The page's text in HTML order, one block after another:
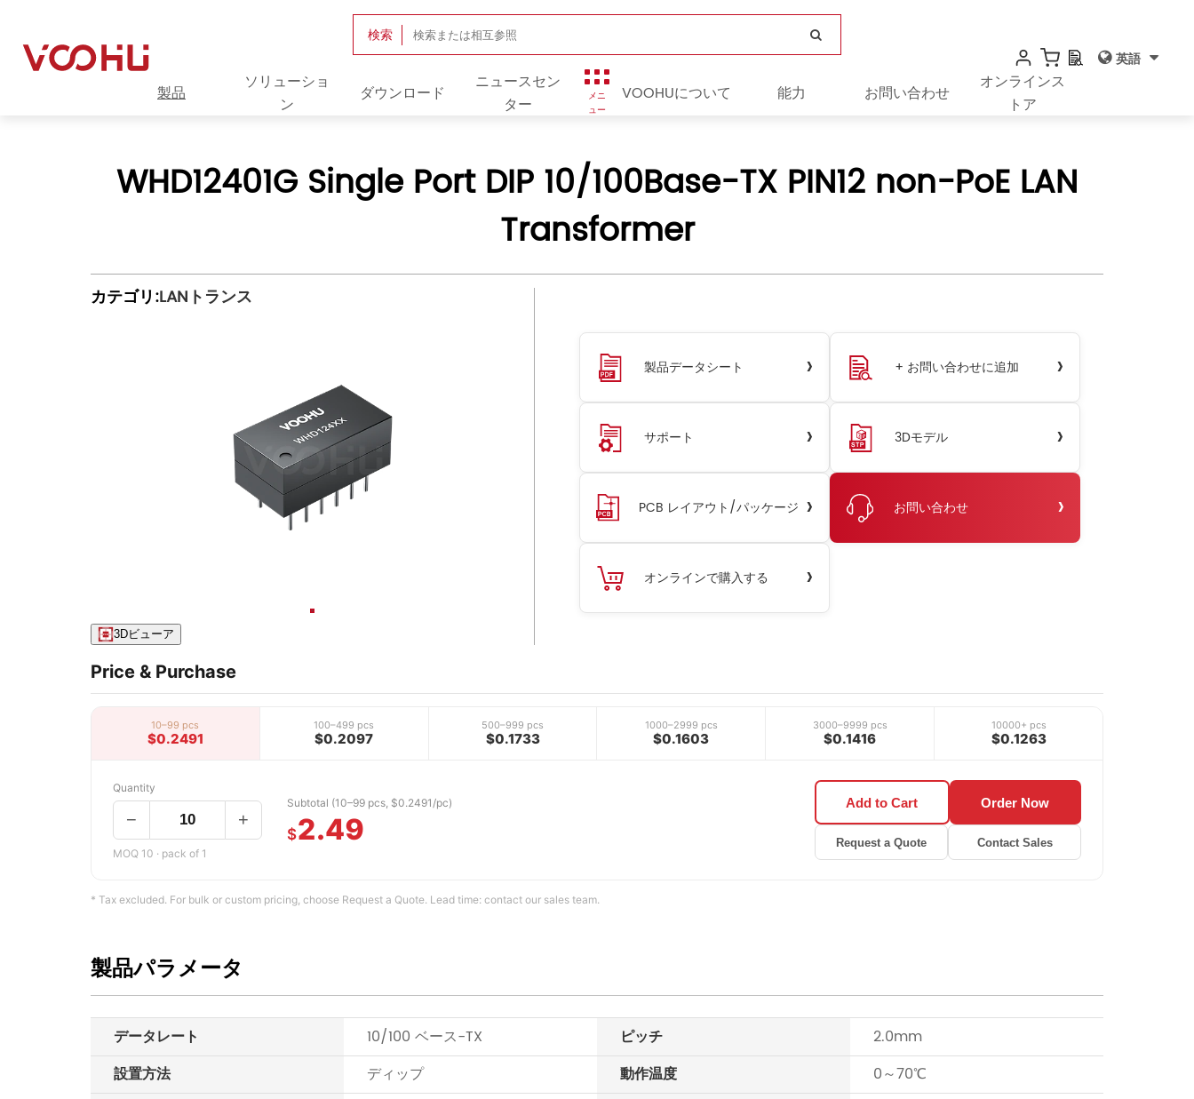
検索
製品
ソリューショ
ン
ダウンロード
ニュースセン
ター
メニ
ュー
VOOHUについて 能力 お問い合わせ
オンラインス
トア
英語
WHD12401G Single Port DIP 10/100Base-TX PIN12 non-PoE LAN
Transformer
カテゴリ:LANトランス
3Dビューア
製品データシート › + お問い合わせに追加 ›
サポート › 3Dモデル ›
PCB レイアウト/パッケージ › お問い合わせ ›
オンラインで購入する ›
Price & Purchase
10–99 pcs
$0.2491
100–499 pcs
$0.2097
500–999 pcs
$0.1733
1000–2999 pcs
$0.1603
3000–9999 pcs
$0.1416
10000+ pcs
$0.1263
Quantity
− +
MOQ 10 · pack of 1
Subtotal (10–99 pcs, $0.2491/pc)
$2.49
Add to Cart Order Now
Request a Quote Contact Sales
* Tax excluded. For bulk or custom pricing, choose Request a Quote. Lead time: contact our sales team.
製品パラメータ
データレート
10/100 ベース-TX
設置方法
ディップ
ピッチ
2.0mm
動作温度
0～70℃